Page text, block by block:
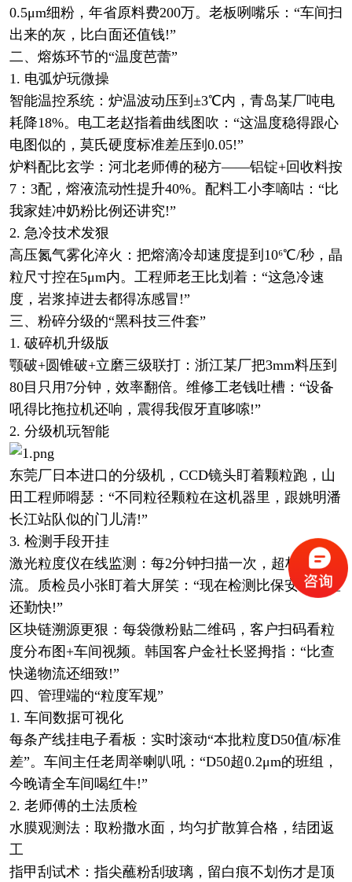
0.5μm细粉，年省原料费200万。老板咧嘴乐：“车间扫
出来的灰，比白面还值钱!”
二、熔炼环节的“温度芭蕾”
1. 电弧炉玩微操
智能温控系统：炉温波动压到±3℃内，青岛某厂吨电
耗降18%。电工老赵指着曲线图吹：“这温度稳得跟心
电图似的，莫氏硬度标准差压到0.05!”
炉料配比玄学：河北老师傅的秘方——铝锭+回收料按
7：3配，熔液流动性提升40%。配料工小李嘀咕：“比
我家娃冲奶粉比例还讲究!”
2. 急冷技术发狠
高压氮气雾化淬火：把熔滴冷却速度提到10⁶℃/秒，晶
粒尺寸控在5μm内。工程师老王比划着：“这急冷速
度，岩浆掉进去都得冻感冒!”
三、粉碎分级的“黑科技三件套”
1. 破碎机升级版
颚破+圆锥破+立磨三级联打：浙江某厂把3mm料压到
80目只用7分钟，效率翻倍。维修工老钱吐槽：“设备
吼得比拖拉机还响，震得我假牙直哆嗦!”
2. 分级机玩智能
东莞厂日本进口的分级机，CCD镜头盯着颗粒跑，山
田工程师嘚瑟：“不同粒径颗粒在这机器里，跟姚明潘
长江站队似的门儿清!”
3. 检测手段开挂
激光粒度仪在线监测：每2分钟扫描一次，超标自动分
流。质检员小张盯着大屏笑：“现在检测比保安盯监控
还勤快!”
区块链溯源更狠：每袋微粉贴二维码，客户扫码看粒
度分布图+车间视频。韩国客户金社长竖拇指：“比查
快递物流还细致!”
四、管理端的“粒度军规”
1. 车间数据可视化
每条产线挂电子看板：实时滚动“本批粒度D50值/标准
差”。车间主任老周举喇叭吼：“D50超0.2μm的班组，
今晚请全车间喝红牛!”
2. 老师傅的土法质检
水膜观测法：取粉撒水面，均匀扩散算合格，结团返
工
指甲刮试术：指尖蘸粉刮玻璃，留白痕不划伤才是顶